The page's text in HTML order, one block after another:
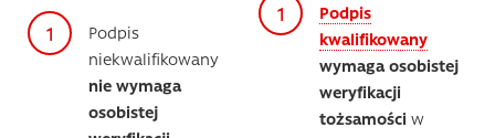
Podpis
niekwalifikowany
nie wymaga
osobistej
Podpis
kwalifikowany
wymaga osobistej
weryfikacji
tożsamości w